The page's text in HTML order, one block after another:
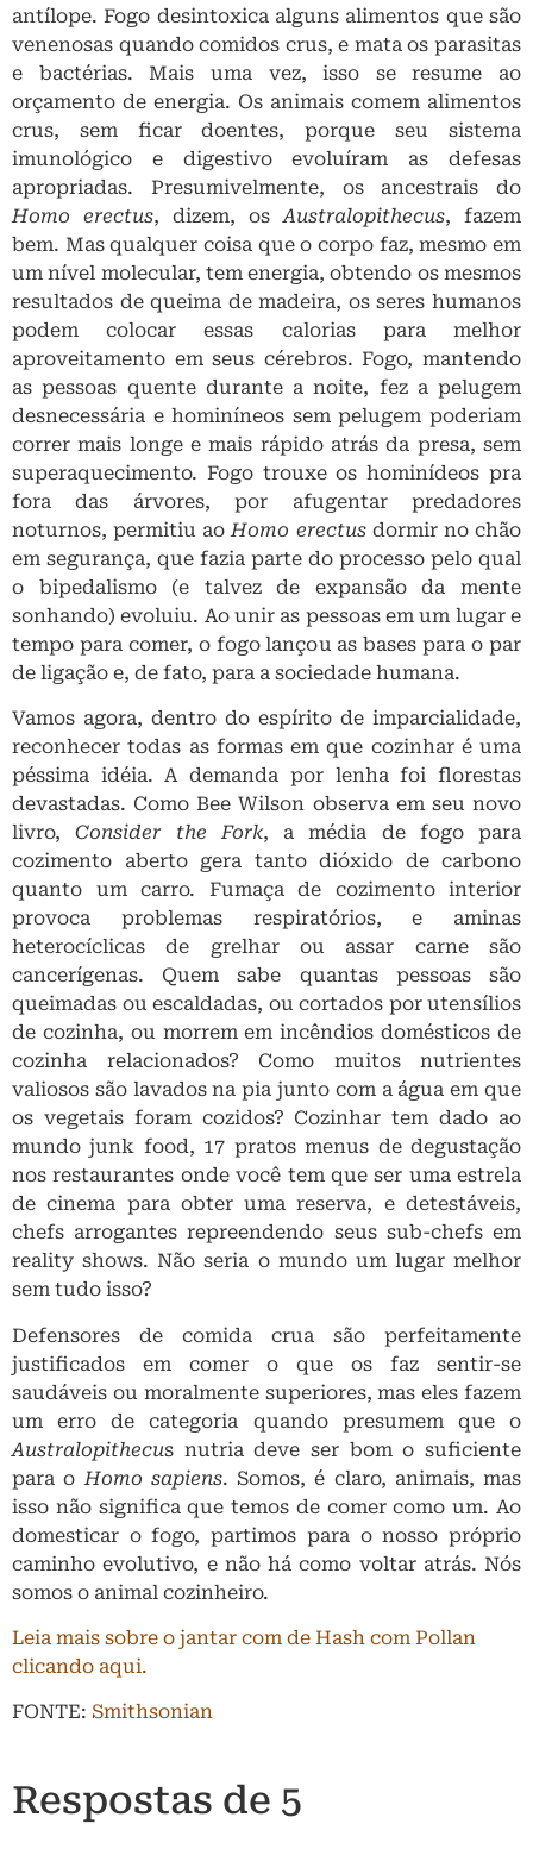
antílope. Fogo desintoxica alguns alimentos que são
venenosas quando comidos crus, e mata os parasitas
e bactérias. Mais uma vez, isso se resume ao
orçamento de energia. Os animais comem alimentos
crus, sem ficar doentes, porque seu sistema
imunológico e digestivo evoluíram as defesas
apropriadas. Presumivelmente, os ancestrais do
Homo erectus, dizem, osAustralopithecus, fazem
bem. Mas qualquer coisa que o corpo faz, mesmo em
um nível molecular, tem energia, obtendo os mesmos
resultados de queima de madeira, os seres humanos
podem colocar essas calorias para melhor
aproveitamento em seus cérebros. Fogo, mantendo
as pessoas quente durante a noite, fez a pelugem
desnecessária e hominíneos sem pelugem poderiam
correr mais longe e mais rápido atrás da presa, sem
superaquecimento. Fogo trouxe os hominídeos pra
fora das árvores, por afugentar predadores
noturnos, permitiu aoHomo erectusdormir no chão
em segurança, que fazia parte do processo pelo qual
o bipedalismo (e talvez de expansão da mente
sonhando) evoluiu. Ao unir as pessoas em um lugar e
tempo para comer, o fogo lançou as bases para o par
de ligação e, de fato, para a sociedade humana.
Vamos agora, dentro do espírito de imparcialidade,
reconhecer todas as formas em que cozinhar é uma
péssima idéia. A demanda por lenha foi florestas
devastadas. Como Bee Wilson observa em seu novo
livro,Consider the Fork, a média de fogo para
cozimento aberto gera tanto dióxido de carbono
quanto um carro. Fumaça de cozimento interior
provoca problemas respiratórios, e aminas
heterocíclicas de grelhar ou assar carne são
cancerígenas. Quem sabe quantas pessoas são
queimadas ou escaldadas, ou cortados por utensílios
de cozinha, ou morrem em incêndios domésticos de
cozinha relacionados? Como muitos nutrientes
valiosos são lavados na pia junto com a água em que
os vegetais foram cozidos? Cozinhar tem dado ao
mundo junk food, 17 pratos menus de degustação
nos restaurantes onde você tem que ser uma estrela
de cinema para obter uma reserva, e detestáveis,
chefs arrogantes repreendendo seus sub-chefs em
reality shows. Não seria o mundo um lugar melhor
sem tudo isso?
Defensores de comida crua são perfeitamente
justificados em comer o que os faz sentir-se
saudáveis ou moralmente superiores, mas eles fazem
um erro de categoria quando presumem que o
Australopithecus nutria deve ser bom o suficiente
para o Homo sapiens. Somos, é claro, animais, mas
isso não significa que temos de comer como um. Ao
domesticar o fogo, partimos para o nosso próprio
caminho evolutivo, e não há como voltar atrás. Nós
somos o animal cozinheiro.
Leia mais sobre o jantar com de Hash com Pollan
clicando aqui.
FONTE: Smithsonian
Respostas de 5